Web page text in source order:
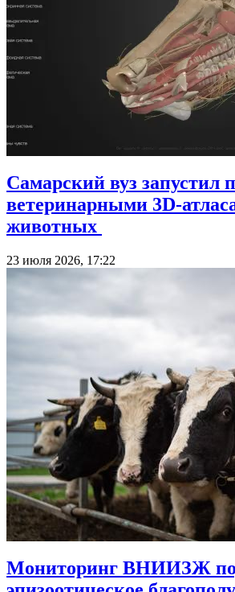
Самарский вуз запустил
ветеринарными 3D-
животных
23 июля 2026, 17:22
Мониторинг ВНИИЗЖ